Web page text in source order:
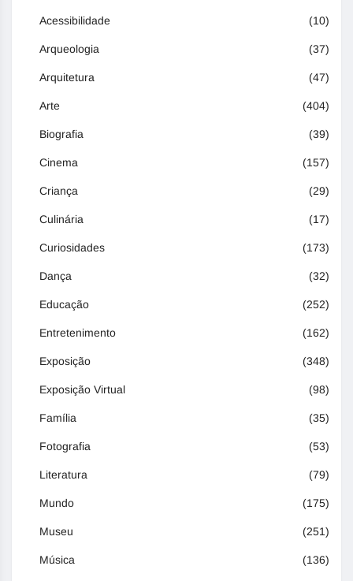
Acessibilidade (10)
Arqueologia (37)
Arquitetura (47)
Arte (404)
Biografia (39)
Cinema (157)
Criança (29)
Culinária (17)
Curiosidades (173)
Dança (32)
Educação (252)
Entretenimento (162)
Exposição (348)
Exposição Virtual (98)
Família (35)
Fotografia (53)
Literatura (79)
Mundo (175)
Museu (251)
Música (136)